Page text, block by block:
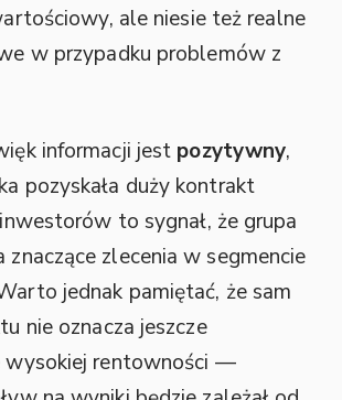
ale niesie też realne
w przypadku problemów z
informacji jest pozytywny,
pozyskała duży kontrakt
to sygnał, że grupa
zlecenia w segmencie
jednak pamiętać, że sam
nie oznacza jeszcze
wysokiej rentowności —